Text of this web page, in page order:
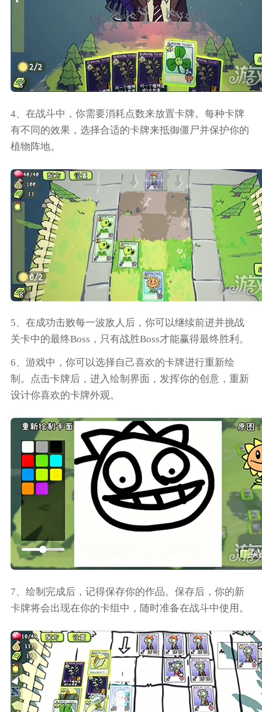
4、在战斗中，你需要消耗点数来放置卡牌。每种卡牌
有不同的效果，选择合适的卡牌来抵御僵尸并保护你的
植物阵地。
5、在成功击败每一波敌人后，你可以继续前进并挑战
关卡中的最终Boss，只有战胜Boss才能赢得最终胜利。
6、游戏中，你可以选择自己喜欢的卡牌进行重新绘
制。点击卡牌后，进入绘制界面，发挥你的创意，重新
设计你喜欢的卡牌外观。
7、绘制完成后，记得保存你的作品。保存后，你的新
卡牌将会出现在你的卡组中，随时准备在战斗中使用。